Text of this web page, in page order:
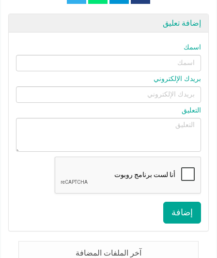
إضافة تعليق
اسمك
بريدك الإلكتروني
التعليق
إضافة
آخر الملفات المضافة